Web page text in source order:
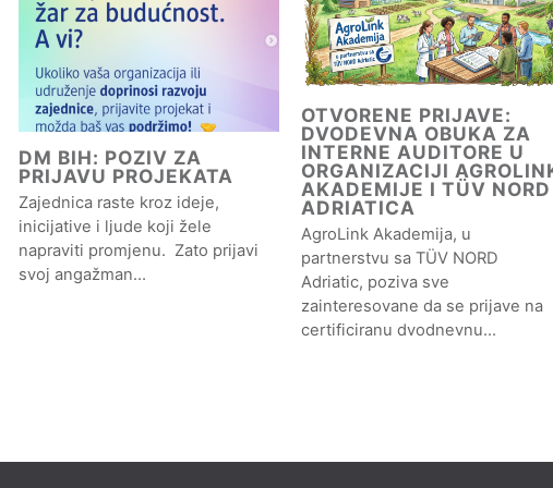
DM BIH: POZIV ZA
PRIJAVU PROJEKATA
Zajednica raste kroz ideje,
inicijative i ljude koji žele
napraviti promjenu. Zato prijavi
svoj angažman…
OTVORENE PRIJAVE:
DVODEVNA OBUKA ZA
INTERNE AUDITORE U
ORGANIZACIJI
AKADEMIJE I TÜV NORD
ADRIATICA
AgroLink Akademija, u
partnerstvu sa TÜV NORD
Adriatic, poziva sve
zainteresovane da se prijave na
certificiranu dvodnevnu…